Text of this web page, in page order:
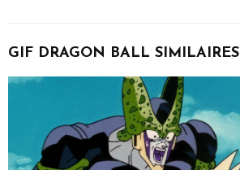
GIF DRAGON BALL SIMILAIRES